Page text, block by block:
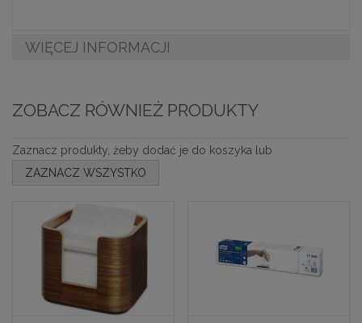
WIĘCEJ INFORMACJI
ZOBACZ RÓWNIEŻ PRODUKTY
Zaznacz produkty, żeby dodać je do koszyka lub
ZAZNACZ WSZYSTKO